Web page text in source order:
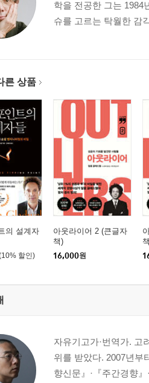
펜하이머의 결정적 차이
끝에 오펜하이머의 정학 처분이 결
어린 시절 이야기 | 재능을 알리
게 배우는 세 가지 교훈
만 받았다.”
에 핀 성공, 그 흔해빠진 이야기 |
왔다 | 유태인이 뉴욕에서 변호사
세계를 압도한 독보적 기술 | 내가
할란의 미스터리
답게 죽어라!”
벌어진 피의 총격전 | 명예 문화
에 담긴 문화적 비밀
서 생긴 일 | 아비앙카 52편 추락
에서 | 완곡어법과의 싸움 | 실수보
보다 더 큰 요인의 발견 | 실패에서
학을 전공한 그는 1984
슈를 고르는 탁월한 감
른 상품
의 설계자
할인)
아웃라이어 2 (큰글자
책)
16,000원
자유기고가·번역가. 고
위를 받았다. 2007년부
향신문』·『주간경향